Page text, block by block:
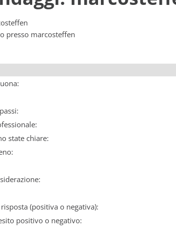
presso marcosteffen
state chiare:
(positiva o negativa):
positivo o negativo: